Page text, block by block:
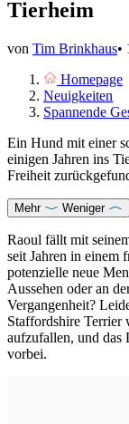
Tierheim
von Tim Brinkhaus•
Homepage
Neuigkeiten
Spannende
Ein Hund mit einer
einigen Jahren ins
Freiheit
Mehr Weniger
Raoul fällt mit
seit Jahren in einem
potenzielle neue
Aussehen oder an
Vergangenheit?
Staffordshire Terrier
aufzufallen, und das
vorbei.